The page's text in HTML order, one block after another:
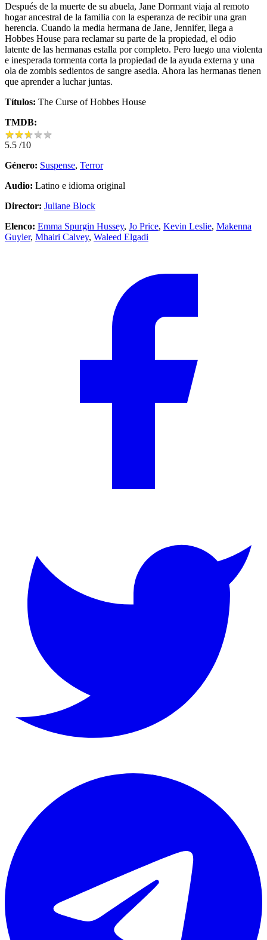
Después de la muerte de su abuela, Jane Dormant viaja al remoto
hogar ancestral de la familia con la esperanza de recibir una gran
herencia. Cuando la media hermana de Jane, Jennifer, llega a
Hobbes House para reclamar su parte de la propiedad, el odio
latente de las hermanas estalla por completo. Pero luego una violenta
e inesperada tormenta corta la propiedad de la ayuda externa y una
ola de zombis sedientos de sangre asedia. Ahora las hermanas tienen
que aprender a luchar juntas.
Títulos: The Curse of Hobbes House
TMDB:
★★★★★
★★★★★
5.5 /10
Género: Suspense, Terror
Audio: Latino e idioma original
Director: Juliane Block
Elenco: Emma Spurgin Hussey, Jo Price, Kevin Leslie, Makenna
Guyler, Mhairi Calvey, Waleed Elgadi